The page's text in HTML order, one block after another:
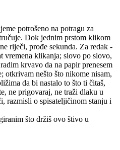
potrošeno na potragu za
Dok jednim prstom klikom
riječi, prođe sekunda. Za redak -
vremena klikanja; slovo po slovo,
krvavo da na papir prenesem
otkrivam nešto što nikome nisam,
da bi nastalo to što ti čitaš,
ne prigovaraj, ne traži dlaku u
razmisli o spisateljičinom stanju i
što držiš ovo štivo u